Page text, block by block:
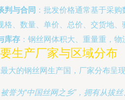
判与合同 ：批发价格通常基于采
格、数量、单价、总价、交货地、
库存 ：钢丝网体积大、重量重，
生产厂家与区域分布
大的钢丝网生产国，厂家分布呈
誉为“中国丝网之乡”，拥有从拔